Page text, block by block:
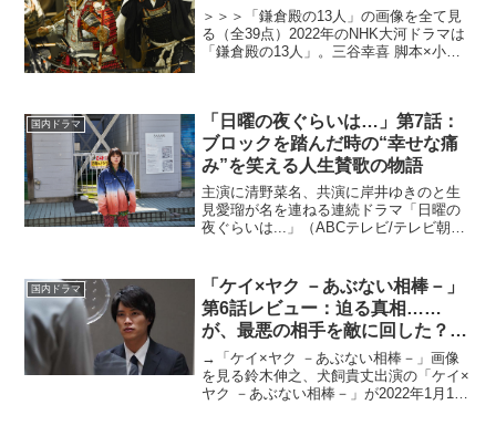
＞＞＞「鎌倉殿の13人」の画像を全て見
る（全39点）2022年のNHK大河ドラマは
「鎌倉殿の13人」。三谷幸喜 脚本×小栗
で補い、...
国内ドラマ
「日曜の夜ぐらいは…」第7話：
ブロックを踏んだ時の“幸せな痛
み”を笑える人生賛歌の物語
主演に清野菜名、共演に岸井ゆきのと生
見愛瑠が名を連ねる連続ドラマ「日曜の
夜ぐらいは...」（ABCテレビ/テレビ朝日
っかけで出会った女性3人のハートフルな
友情物語...
国内ドラマ
「ケイ×ヤク －あぶない相棒－」
第6話レビュー：迫る真相……
が、最悪の相手を敵に回した？
（※ストーリーネタバレあり）
→「ケイ×ヤク －あぶない相棒－」画像
を見る鈴木伸之、犬飼貴丈出演の「ケイ×
ヤク －あぶない相棒－」が2022年1月13